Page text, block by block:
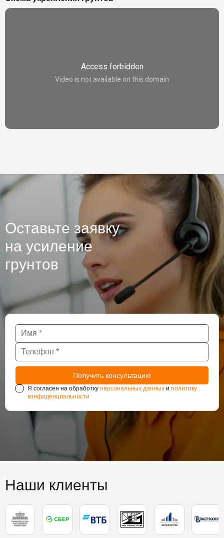
Оставьте заявку
на усиление
грунтов
Я согласен на обработку персональных данных и политику
конфиденциальности
Наши клиенты